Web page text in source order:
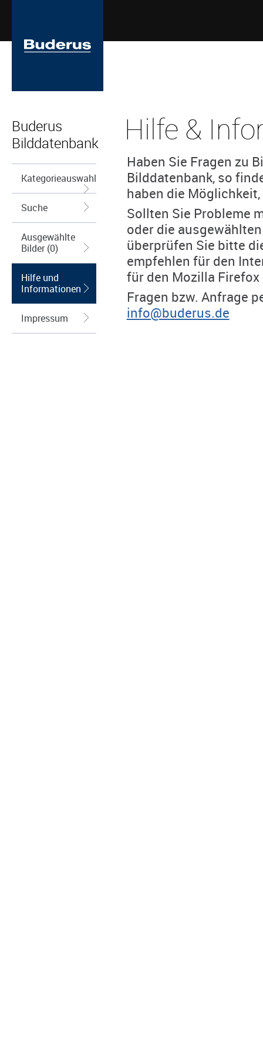
Buderus
Bilddatenbank
Kategorieauswahl
Suche
Ausgewählte
Bilder (0)
Hilfe und
Informationen
Impressum
Hilfe &
Haben Sie Fragen zu
Bilddatenbank, so
haben die
Sollten Sie Probleme
oder die
überprüfen Sie bitte
empfehlen für den
für den Mozilla Firefox
Fragen bzw. Anfrage
info@buderus.de